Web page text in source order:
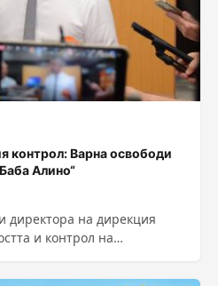
контрол: Варна освободи
Алино“
директора на дирекция
и контрол на